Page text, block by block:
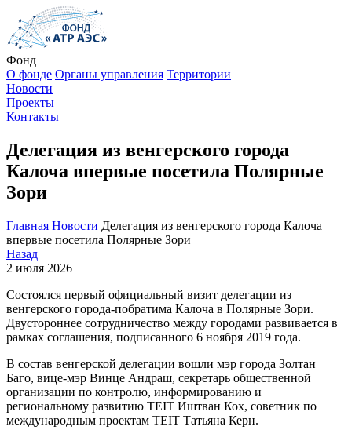
Фонд
О фонде Органы управления Территории
Новости
Проекты
Контакты
Делегация из венгерского города
Калоча впервые посетила Полярные
Зори
Главная Новости Делегация из венгерского города Калоча
впервые посетила Полярные Зори
Назад
2 июля 2026
Состоялся первый официальный визит делегации из
венгерского города-побратима Калоча в Полярные Зори.
Двустороннее сотрудничество между городами развивается в
рамках соглашения, подписанного 6 ноября 2019 года.
В состав венгерской делегации вошли мэр города Золтан
Баго, вице-мэр Винце Андраш, секретарь общественной
организации по контролю, информированию и
региональному развитию TEIT Иштван Кох, советник по
международным проектам TEIT Татьяна Керн.